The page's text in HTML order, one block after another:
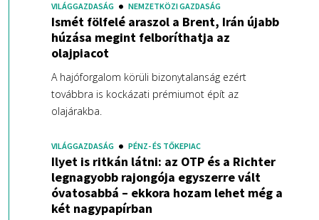
VILÁGGAZDASÁG NEMZETKÖZI GAZDASÁG
Ismét fölfelé araszol a Brent, Irán újabb
húzása megint felboríthatja az
olajpiacot
A hajóforgalom körüli bizonytalanság ezért
továbbra is kockázati prémiumot épít az
olajárakba.
VILÁGGAZDASÁG PÉNZ- ÉS TŐKEPIAC
Ilyet is ritkán látni: az OTP és a Richter
legnagyobb rajongója egyszerre vált
óvatosabbá – ekkora hozam lehet még a
két nagypapírban